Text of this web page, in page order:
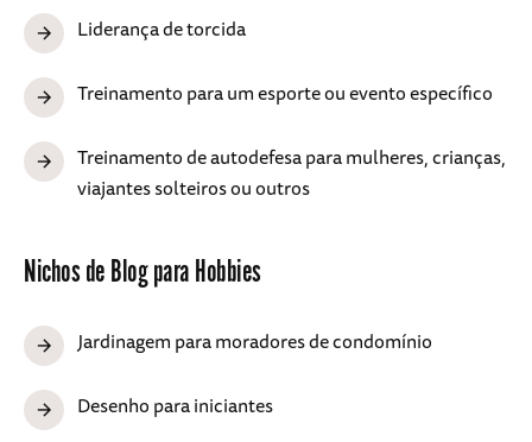
Liderança de torcida
Treinamento para um esporte ou evento específico
Treinamento de autodefesa para mulheres, crianças,
viajantes solteiros ou outros
Nichos de Blog para Hobbies
Jardinagem para moradores de condomínio
Desenho para iniciantes